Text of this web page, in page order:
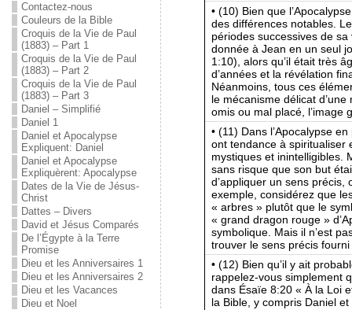
Contactez-nous
Couleurs de la Bible
Croquis de la Vie de Paul
(1883) – Part 1
Croquis de la Vie de Paul
(1883) – Part 2
Croquis de la Vie de Paul
(1883) – Part 3
Daniel – Simplifié
Daniel 1
Daniel et Apocalypse
Expliquent: Daniel
Daniel et Apocalypse
Expliquèrent: Apocalypse
Dates de la Vie de Jésus-
Christ
Dattes – Divers
David et Jésus Comparés
De l’Égypte à la Terre
Promise
Dieu et les Anniversaires 1
Dieu et les Anniversaires 2
Dieu et les Vacances
Dieu et Noel
• (10) Bien que
des différences notables.
périodes successives de sa
donnée à Jean en un seul
1:10), alors qu’il était très
d’années et la révélation
Néanmoins, tous ces
le mécanisme délicat
omis ou mal placé, l’image
• (11) Dans l’Apocalypse
ont tendance à spiritualiser
mystiques et inintelligibles.
sans risque que son but
d’appliquer un sens
exemple, considérez que
« arbres » plutôt que le
« grand dragon rouge »
symbolique. Mais il n’est
trouver le sens précis
• (12) Bien qu’il y ait
rappelez-vous simplement
dans Ésaïe 8:20 « À la Loi
la Bible, y compris Daniel et